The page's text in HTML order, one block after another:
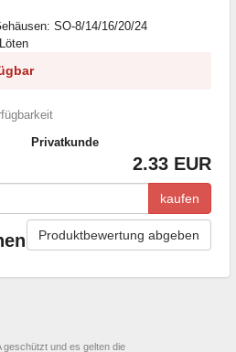
SO-8/14/16/20/24
Privatkunde
2.33 EUR
kaufen
Produktbewertung abgeben
geschützt und es gelten die